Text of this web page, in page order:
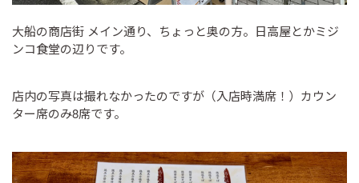
大船の商店街 メイン通り、ちょっと奥の方。日高屋とかミジ
ンコ食堂の辺りです。
店内の写真は撮れなかったのですが（入店時満席！）カウン
ター席のみ8席です。